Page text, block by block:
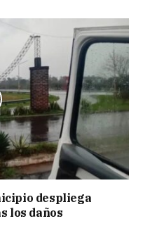
despliega
los daños